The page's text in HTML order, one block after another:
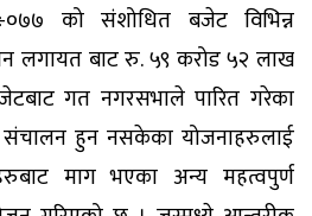
को संशोधित बजेट विभिन्न
लगायत बाट रु. ५९ करोड ५२ लाख
गत नगरसभाले पारित गरेका
हुन नसकेका योजनाहरुलाई
माग भएका अन्य महत्वपुर्ण